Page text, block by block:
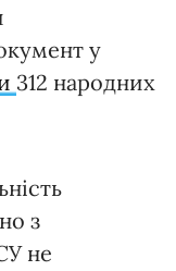
у
312 народних
з
не